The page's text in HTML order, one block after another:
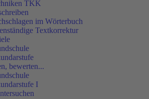
TKK
im Wörterbuch
Textkorrektur
bewerten...
I